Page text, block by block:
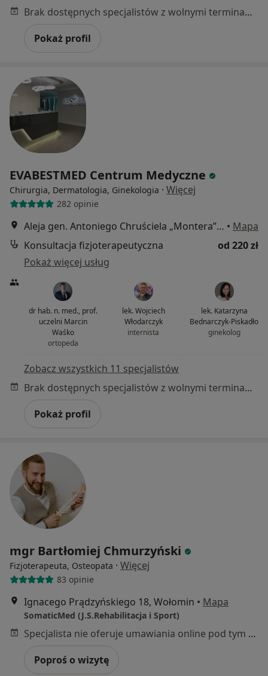
Brak dostępnych specjalistów z wolnymi terminami w tym centrum medycznym.
Pokaż profil
EVABESTMED Centrum Medyczne
Chirurgia, Dermatologia, Ginekologia · Więcej
282 opinie
Aleja gen. Antoniego Chruściela „Montera” 40, Warszawa • Mapa
Konsultacja fizjoterapeutyczna
od 220 zł
Pokaż więcej usług
dr hab. n. med., prof.
uczelni Marcin
Waśko
ortopeda
lek. Wojciech
Włodarczyk
internista
lek. Katarzyna
Bednarczyk-Piskadło
ginekolog
Zobacz wszystkich 11 specjalistów
Brak dostępnych specjalistów z wolnymi terminami w tym centrum medycznym.
Pokaż profil
mgr Bartłomiej Chmurzyński
Fizjoterapeuta, Osteopata · Więcej
83 opinie
Ignacego Prądzyńskiego 18, Wołomin • Mapa
SomaticMed (J.S.Rehabilitacja i Sport)
Specjalista nie oferuje umawiania online pod tym adresem.
Poproś o wizytę